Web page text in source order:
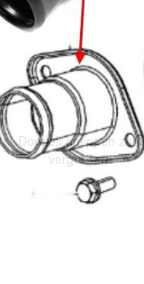
Doppelt antippen zum
vergrößern